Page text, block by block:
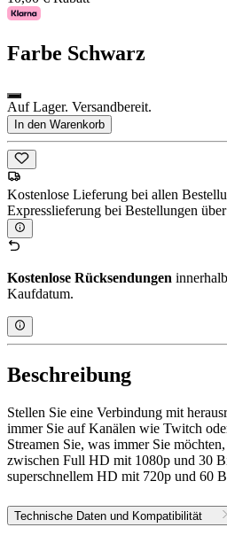
Farbe Schwarz
Auf Lager. Versandbereit.
In den Warenkorb
Kostenlose Lieferung bei allen
Expresslieferung bei Bestellungen
Kostenlose Rücksendungen
Kaufdatum.
Beschreibung
Stellen Sie eine Verbindung mit
immer Sie auf Kanälen wie Twitch
Streamen Sie, was immer Sie
zwischen Full HD mit 1080p und 30
superschnellem HD mit 720p und 60
Technische Daten und Kompatibilität